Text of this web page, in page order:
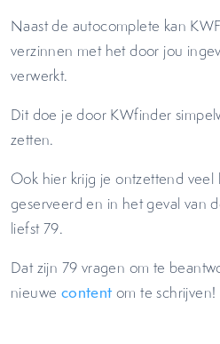
Naast de autocomplete kan
verzinnen met het door jou
verwerkt.
Dit doe je door KWfinder
zetten.
Ook hier krijg je ontzettend veel
geserveerd en in het geval van
liefst 79.
Dat zijn 79 vragen om te
nieuwe content om te schrijven!